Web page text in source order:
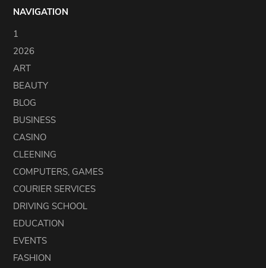
NAVIGATION
1
2026
ART
BEAUTY
BLOG
BUSINESS
CASINO
CLEENING
COMPUTERS, GAMES
COURIER SERVICES
DRIVING SCHOOL
EDUCATION
EVENTS
FASHION